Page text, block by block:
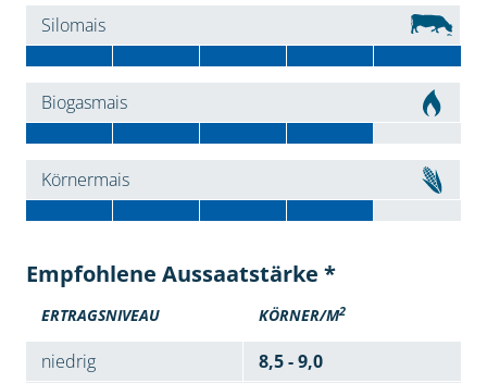
Silomais
Biogasmais
Körnermais
Empfohlene Aussaatstärke *
ERTRAGSNIVEAU KÖRNER/M2
niedrig
8,5 - 9,0